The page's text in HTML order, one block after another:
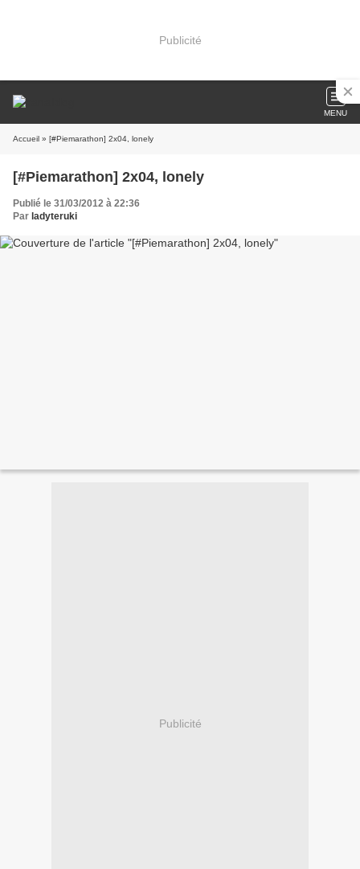
Publicité
MENU
Accueil » [#Piemarathon] 2x04, lonely
[#Piemarathon] 2x04, lonely
Publié le 31/03/2012 à 22:36
Par ladyteruki
Publicité